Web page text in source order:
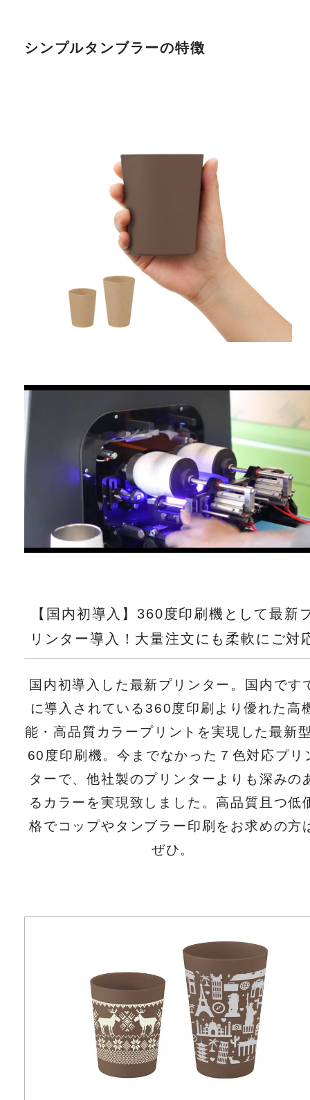
シンプルタンブラーの特徴
【国内初導入】360度印刷機として最新
リンター導入！大量注文にも柔軟にご対
国内初導入した最新プリンター。国内です
に導入されている360度印刷より優れた高
能・高品質カラープリントを実現した最新
60度印刷機。今までなかった７色対応プリ
ターで、他社製のプリンターよりも深みの
るカラーを実現致しました。高品質且つ低
格でコップやタンブラー印刷をお求めの方
ぜひ。